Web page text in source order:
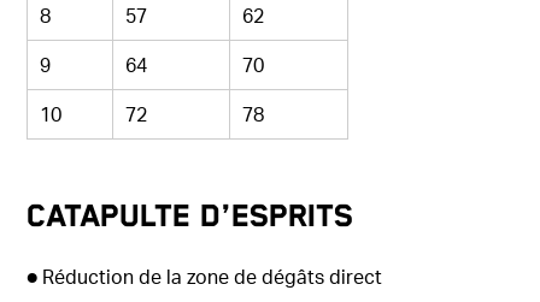
8
57
62
9
64
70
10
72 78
Catapulte d’esprits
● Réduction de la zone de dégâts direct